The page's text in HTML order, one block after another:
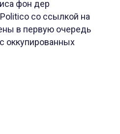
фон дер
со ссылкой на
в первую очередь
оккупированных